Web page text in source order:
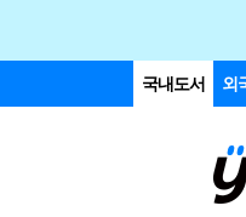
국내도서 외